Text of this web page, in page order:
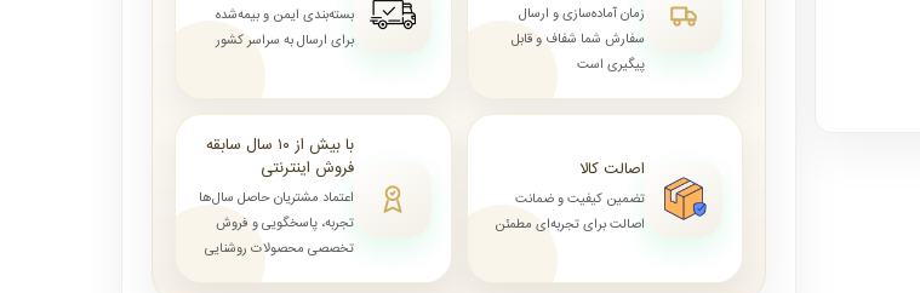
زمان آماده‌سازی و ارسال
سفارش شما شفاف و قابل
پیگیری است
بسته‌بندی ایمن و بیمه‌شده
برای ارسال به سراسر کشور
اصالت کالا
تضمین کیفیت و ضمانت
اصالت برای تجربه‌ای مطمئن
با بیش از ۱۰ سال سابقه
فروش اینترنتی
اعتماد مشتریان حاصل سال‌ها
تجربه، پاسخگویی و فروش
تخصصی محصولات روشنایی